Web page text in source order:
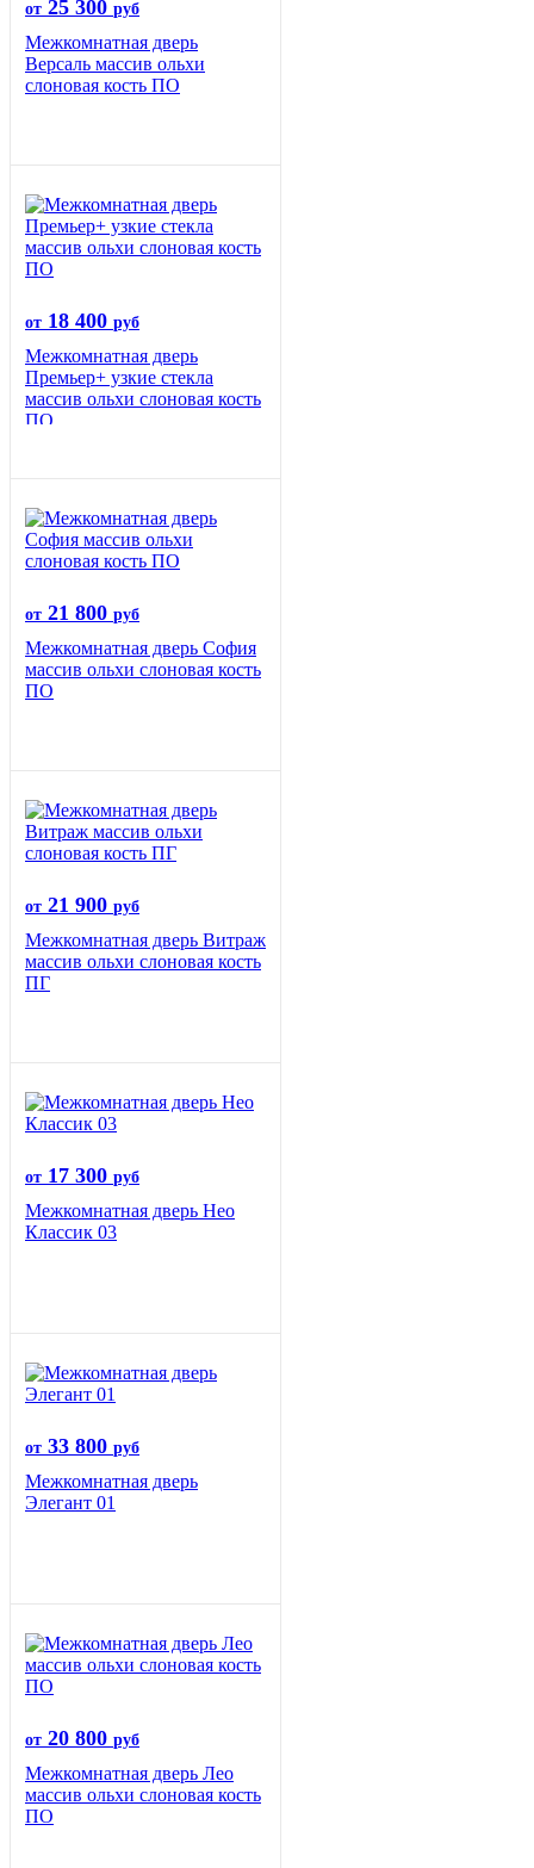
от 25 300 руб
Межкомнатная дверь
Версаль массив ольхи
слоновая кость ПО
от 18 400 руб
Межкомнатная дверь
Премьер+ узкие стекла
массив ольхи слоновая кость
ПО
от 21 800 руб
Межкомнатная дверь София
массив ольхи слоновая кость
ПО
от 21 900 руб
Межкомнатная дверь Витраж
массив ольхи слоновая кость
ПГ
от 17 300 руб
Межкомнатная дверь Нео
Классик 03
от 33 800 руб
Межкомнатная дверь
Элегант 01
от 20 800 руб
Межкомнатная дверь Лео
массив ольхи слоновая кость
ПО